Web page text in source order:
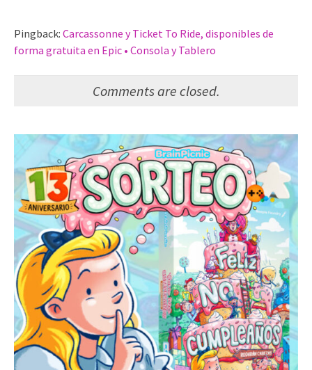
Pingback: Carcassonne y Ticket To Ride, disponibles de
forma gratuita en Epic • Consola y Tablero
Comments are closed.